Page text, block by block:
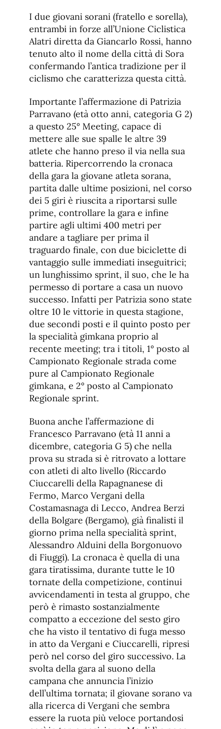
I due giovani sorani (fratello e sorella),
entrambi in forze all’Unione Ciclistica
Alatri diretta da Giancarlo Rossi, hanno
tenuto alto il nome della città di Sora
confermando l’antica tradizione per il
ciclismo che caratterizza questa città.
Importante l’affermazione di Patrizia
Parravano (età otto anni, categoria G 2)
a questo 25° Meeting, capace di
mettere alle sue spalle le altre 39
atlete che hanno preso il via nella sua
batteria. Ripercorrendo la cronaca
della gara la giovane atleta sorana,
partita dalle ultime posizioni, nel corso
dei 5 giri è riuscita a riportarsi sulle
prime, controllare la gara e infine
partire agli ultimi 400 metri per
andare a tagliare per prima il
traguardo finale, con due biciclette di
vantaggio sulle immediati inseguitrici;
un lunghissimo sprint, il suo, che le ha
permesso di portare a casa un nuovo
successo. Infatti per Patrizia sono state
oltre 10 le vittorie in questa stagione,
due secondi posti e il quinto posto per
la specialità gimkana proprio al
recente meeting; tra i titoli, 1° posto al
Campionato Regionale strada come
pure al Campionato Regionale
gimkana, e 2° posto al Campionato
Regionale sprint.
Buona anche l’affermazione di
Francesco Parravano (età 11 anni a
dicembre, categoria G 5) che nella
prova su strada si è ritrovato a lottare
con atleti di alto livello (Riccardo
Ciuccarelli della Rapagnanese di
Fermo, Marco Vergani della
Costamasnaga di Lecco, Andrea Berzi
della Bolgare (Bergamo), già finalisti il
giorno prima nella specialità sprint,
Alessandro Alduini della Borgonuovo
di Fiuggi). La cronaca è quella di una
gara tiratissima, durante tutte le 10
tornate della competizione, continui
avvicendamenti in testa al gruppo, che
però è rimasto sostanzialmente
compatto a eccezione del sesto giro
che ha visto il tentativo di fuga messo
in atto da Vergani e Ciuccarelli, ripresi
però nel corso del giro successivo. La
svolta della gara al suono della
campana che annuncia l’inizio
dell’ultima tornata; il giovane sorano va
alla ricerca di Vergani che sembra
essere la ruota più veloce portandosi